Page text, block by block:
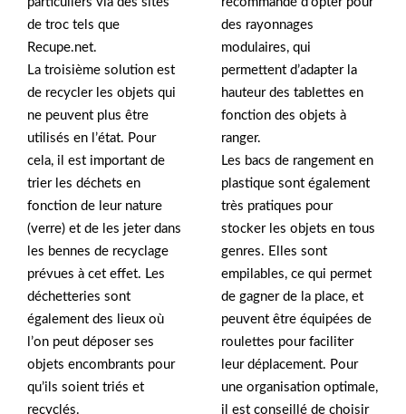
de troc tels que
Recupe.net.
La troisième solution est
de recycler les objets qui
ne peuvent plus être
utilisés en l’état. Pour
cela, il est important de
trier les déchets en
fonction de leur nature
(verre) et de les jeter dans
les bennes de recyclage
prévues à cet effet. Les
déchetteries sont
également des lieux où
l’on peut déposer ses
objets encombrants pour
qu’ils soient triés et
recyclés.
des rayonnages
modulaires, qui
permettent d’adapter la
hauteur des tablettes en
fonction des objets à
ranger.
Les bacs de rangement en
plastique sont également
très pratiques pour
stocker les objets en tous
genres. Elles sont
empilables, ce qui permet
de gagner de la place, et
peuvent être équipées de
roulettes pour faciliter
leur déplacement. Pour
une organisation optimale,
il est conseillé de choisir